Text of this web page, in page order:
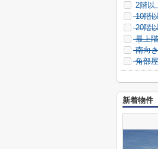
2階以
10階
20階
最上階
南向き
角部屋
新着物件